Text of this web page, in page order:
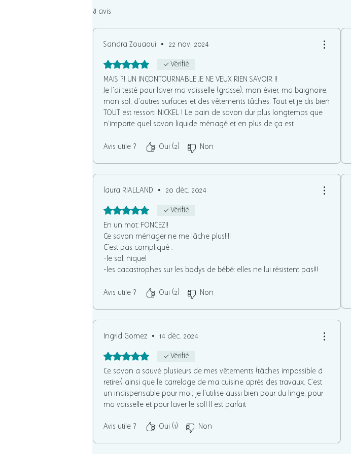
8 avis
Sandra Zouaoui • 22 nov. 2024
Noté 5 sur 5.
Vérifié
MAIS ?! UN INCONTOURNABLE JE NE VEUX RIEN SAVOIR !!
Je l'ai testé pour laver ma vaisselle (grasse), mon évier, ma baignoire,
mon sol, d'autres surfaces et des vêtements tâches. Tout et je dis bien
TOUT est ressorti NICKEL ! Le pain de savon dur plus longtemps que
n'importe quel savon liquide ménagé et en plus de ça est
Avis utile ?
Oui (2) Non
laura RIALLAND • 20 déc. 2024
Noté 5 sur 5.
Vérifié
En un mot: FONCEZ!!
Ce savon ménager ne me lâche plus!!!!
C’est pas compliqué :
-le sol: niquel
-les cacastrophes sur les bodys de bébé: elles ne lui résistent pas!!!
Avis utile ?
Oui (2) Non
Ingrid Gomez • 14 déc. 2024
Noté 5 sur 5.
Vérifié
Ce savon a sauvé plusieurs de mes vêtements (tâches impossible à
retirer) ainsi que le carrelage de ma cuisine après des travaux. C'est
un indispensable pour moi; je l'utilise aussi bien pour du linge, pour
ma vaisselle et pour laver le sol! Il est parfait
Avis utile ? Oui (1) Non